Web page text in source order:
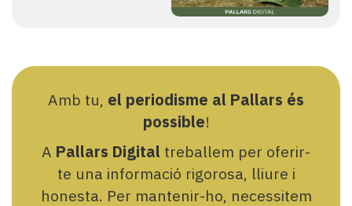
Amb tu, el periodisme al Pallars és
possible!
A Pallars Digital treballem per oferir-
te una informació rigorosa, lliure i
honesta. Per mantenir-ho, necessitem